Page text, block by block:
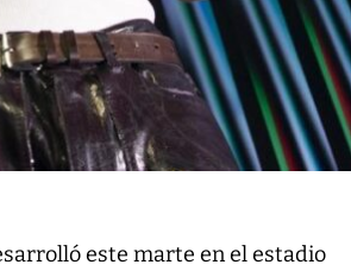
este marte en el estadio